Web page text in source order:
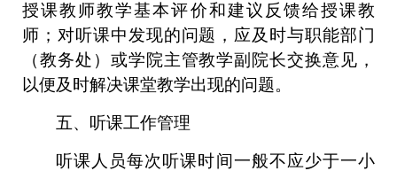
授课教师教学基本评价和建议反馈给授课教
师；对听课中发现的问题，应及时与职能部门
（教务处）或学院主管教学副院长交换意见，
以便及时解决课堂教学出现的问题。
五、听课工作管理
听课人员每次听课时间一般不应少于一小